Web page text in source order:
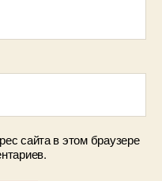
сайта в этом браузере